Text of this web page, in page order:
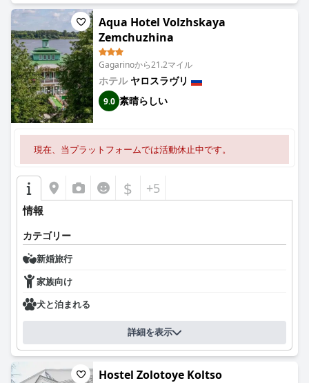
Aqua Hotel Volzhskaya
Zemchuzhina
Gagarinoから21.2マイル
ホテル ヤロスラヴリ
9.0 素晴らしい
現在、当プラットフォームでは活動休止中です。
$ +5
情報
カテゴリー
新婚旅行
家族向け
犬と泊まれる
詳細を表示
Hostel Zolotoye Koltso